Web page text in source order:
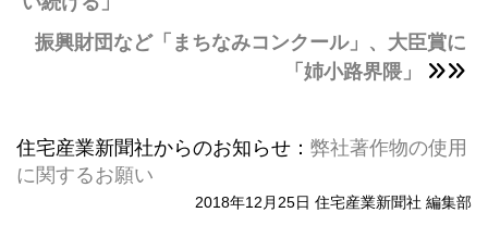
振興財団など「まちなみコンクール」、大臣賞に
「姉小路界隈」
住宅産業新聞社からのお知らせ： 弊社著作物の使用
に関するお願い
2018年12月25日 住宅産業新聞社 編集部